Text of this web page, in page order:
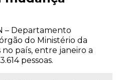
– Departamento
do Ministério da
país, entre janeiro a
pessoas.